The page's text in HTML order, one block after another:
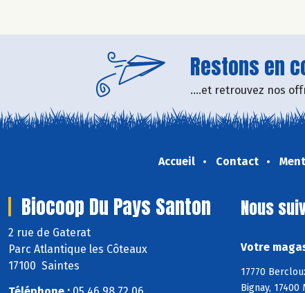
Restons en
....et retrouvez nos
Accueil Contact
Biocoop Du Pays Santon
2 rue de Gaterat
Parc Atlantique les Côteaux
17100 Saintes
Nous
Votre
17770
Bignay, 17400